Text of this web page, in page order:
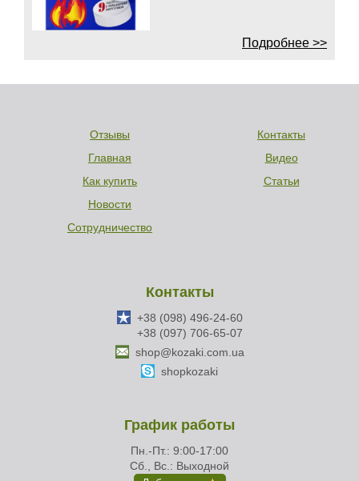
Подробнее >>
Отзывы
Главная
Как купить
Новости
Сотрудничество
Контакты
Видео
Статьи
График работы
Пн.-Пт.: 9:00-17:00
Сб., Вс.: Выходной
Контакты
+38 (098) 496-24-60
+38 (097) 706-65-07
shop@kozaki.com.ua
shopkozaki